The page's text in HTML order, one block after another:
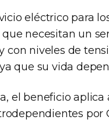
eléctrico para
necesitan un
niveles de
que su vida
el beneficio aplica
por